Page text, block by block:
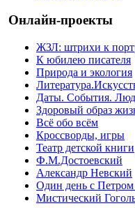
Онлайн-проекты
ЖЗЛ: штрихи к
К юбилею писателя
Природа и экология
Даты. События.
Здоровый образ
Всё обо всём
Кроссворды, игры
Театр детской книги
Ф.М.Достоевский
Александр Невский
Один день с
Мистический